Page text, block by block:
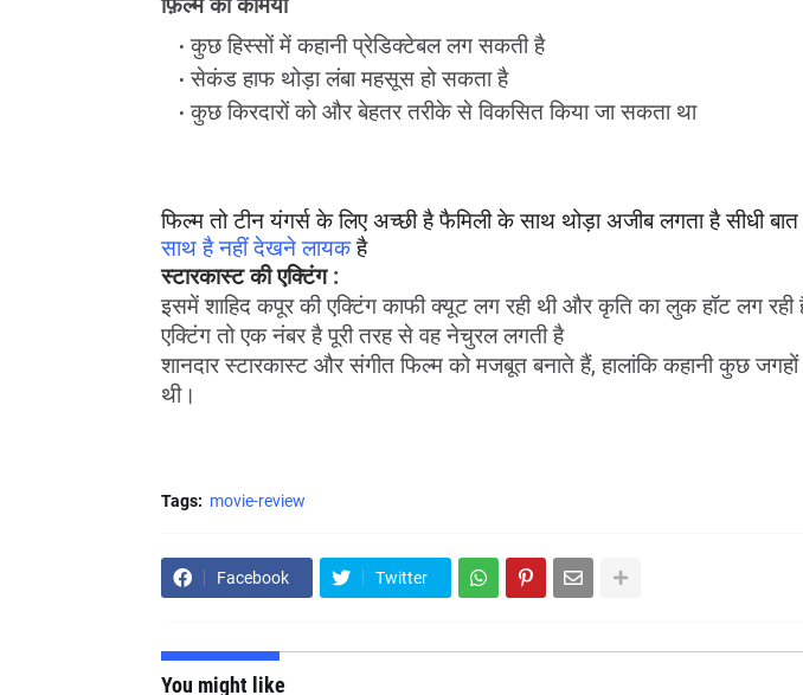
फ़िल्म की कमियां
कुछ हिस्सों में कहानी प्रेडिक्टेबल लग सकती है
सेकंड हाफ थोड़ा लंबा महसूस हो सकता है
कुछ किरदारों को और बेहतर तरीके से विकसित किया जा सकता था
फिल्म तो टीन यंगर्स के लिए अच्छी है फैमिली के साथ थोड़ा अजीब लगता है सीधी बात
साथ है नहीं देखने लायक है
स्टारकास्ट की एक्टिंग :
इसमें शाहिद कपूर की एक्टिंग काफी क्यूट लग रही थी और कृति का लुक हॉट लग रही
एक्टिंग तो एक नंबर है पूरी तरह से वह नेचुरल लगती है
शानदार स्टारकास्ट और संगीत फिल्म को मजबूत बनाते हैं, हालांकि कहानी कुछ
थी।
Tags: movie-review
Facebook Twitter
You might like